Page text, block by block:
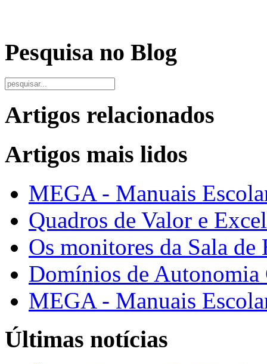
Pesquisa no Blog
Artigos relacionados
Artigos mais lidos
MEGA - Manuais
Quadros de Valor e
Os monitores da Sala de
Domínios de Autonomia
MEGA - Manuais
Últimas notícias